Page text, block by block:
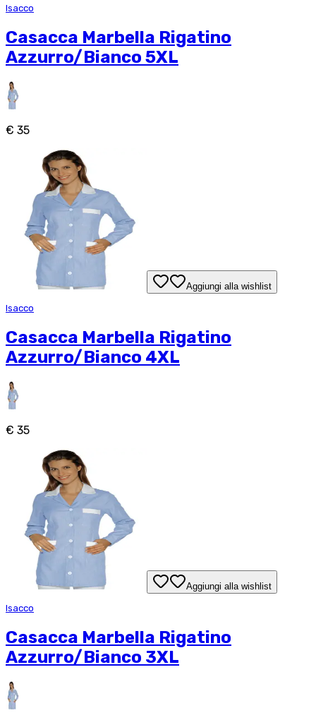
Isacco
Casacca Marbella Rigatino
Azzurro/Bianco 5XL
€ 35
Aggiungi alla wishlist
Isacco
Casacca Marbella Rigatino
Azzurro/Bianco 4XL
€ 35
Aggiungi alla wishlist
Isacco
Casacca Marbella Rigatino
Azzurro/Bianco 3XL